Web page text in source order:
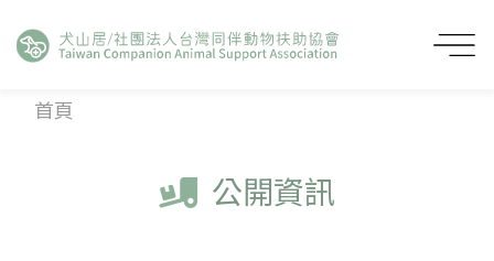
首頁
公開資訊